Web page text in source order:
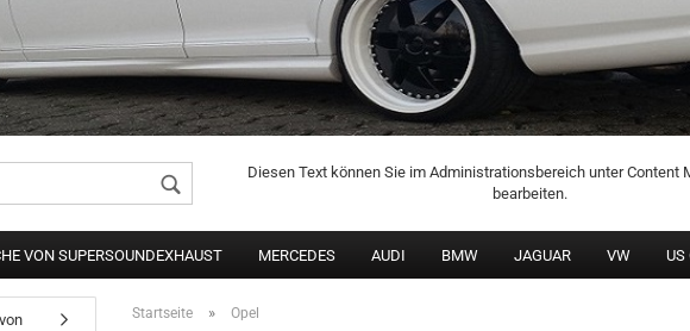
Passwort vergessen?
Diesen Text können Sie im Administrationsbereich unter Content
bearbeiten.
VON SUPERSOUNDEXHAUST MERCEDES AUDI BMW JAGUAR VW US
Startseite » Opel